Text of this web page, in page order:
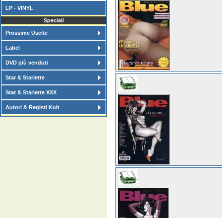
LP - VINYL
Speciali
Prossime Uscite
Label
DVD più venduti
Star & Starlette
Star & Starlette XXX
Autori & Registi Kult